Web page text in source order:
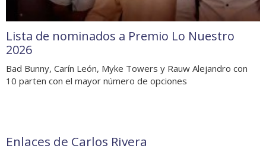
Lista de nominados a Premio Lo Nuestro
2026
Bad Bunny, Carín León, Myke Towers y Rauw Alejandro con
10 parten con el mayor número de opciones
Enlaces de Carlos Rivera